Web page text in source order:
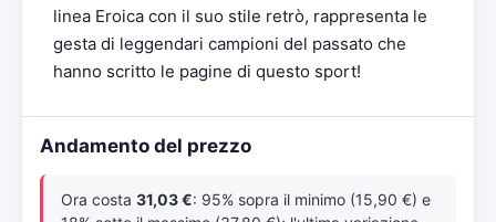
linea Eroica con il suo stile retrò, rappresenta le
gesta di leggendari campioni del passato che
hanno scritto le pagine di questo sport!
Andamento del prezzo
Ora costa 31,03 €: 95% sopra il minimo (15,90 €) e